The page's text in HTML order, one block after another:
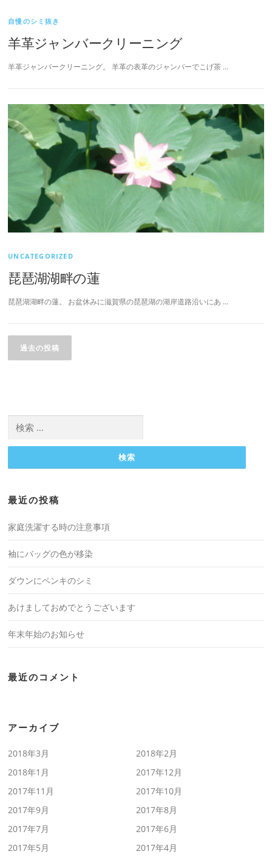
自慢のシミ抜き
羊革ジャンバークリーニング
羊革ジャンバークリーニング。 羊革の表革のジャンバーでこげ茶 …
UNCATEGORIZED
琵琶湖湖畔の蓮
琵琶湖湖畔の蓮。 お盆休みに滋賀県の琵琶湖の湖岸道路沿いにあ …
投
稿
ナ
シ
ョ
過去の投稿
索:
最近の投稿
家庭洗濯する時の注意事項
袖にバッグの色が移染
ダウンにペンキのシミ
あけましておめでとうございます
年末年始のお知らせ
最近のコメント
アーカイブ
2018年3月
2018年2月
2018年1月
2017年12月
2017年11月
2017年10月
2017年9月
2017年8月
2017年7月
2017年6月
2017年5月
2017年4月